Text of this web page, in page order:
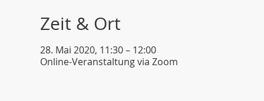
Zeit & Ort
28. Mai 2020, 11:30 – 12:00
Online-Veranstaltung via Zoom